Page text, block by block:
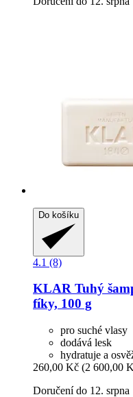
Do košíku
4.1 (8)
KLAR Tuhý
fíky, 100 g
pro suché vlasy
dodává lesk
hydratuje a
260,00 Kč (2 600,00
Doručení do 12. srpna